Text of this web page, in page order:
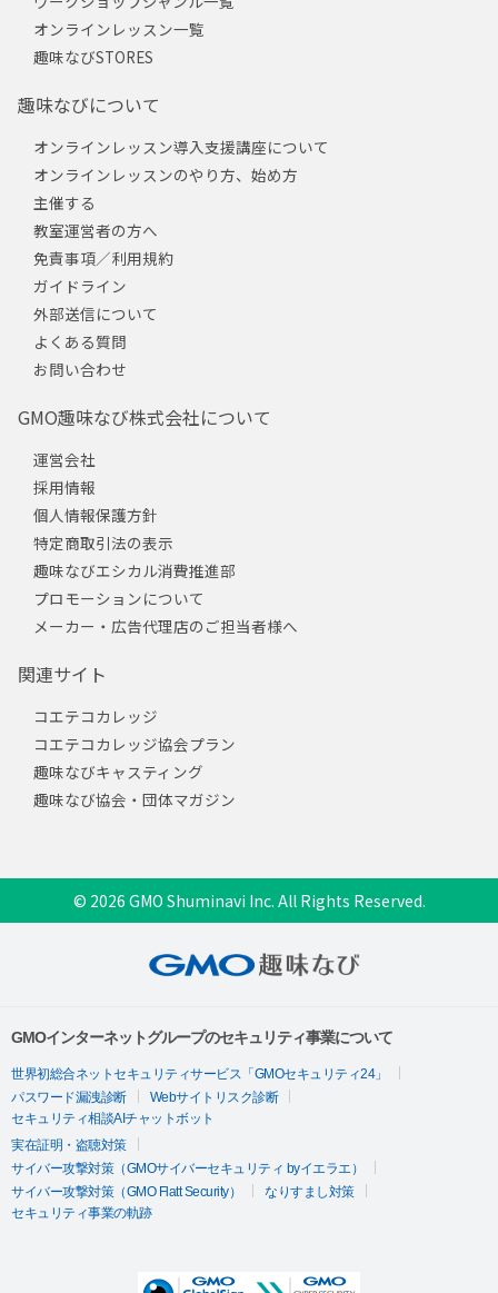
オンラインレッスン一覧
趣味なびSTORES
趣味なびについて
オンラインレッスン導入支援講座について
オンラインレッスンのやり方、始め方
主催する
教室運営者の方へ
免責事項／利用規約
ガイドライン
外部送信について
よくある質問
お問い合わせ
GMO趣味なび株式会社について
運営会社
採用情報
個人情報保護方針
特定商取引法の表示
趣味なびエシカル消費推進部
プロモーションについて
メーカー・広告代理店のご担当者様へ
関連サイト
コエテコカレッジ
コエテコカレッジ協会プラン
趣味なびキャスティング
趣味なび協会・団体マガジン
© 2026 GMO Shuminavi Inc. All Rights Reserved.